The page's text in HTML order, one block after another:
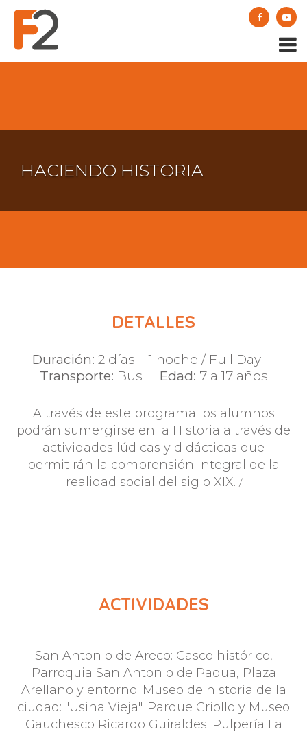
HACIENDO HISTORIA
DETALLES
Duración: 2 días – 1 noche / Full Day
Transporte: Bus Edad: 7 a 17 años
A través de este programa los alumnos
podrán sumergirse en la Historia a través de
actividades lúdicas y didácticas que
permitirán la comprensión integral de la
realidad social del siglo XIX. /
ACTIVIDADES
San Antonio de Areco: Casco histórico,
Parroquia San Antonio de Padua, Plaza
Arellano y entorno. Museo de historia de la
ciudad: "Usina Vieja". Parque Criollo y Museo
Gauchesco Ricardo Güiraldes. Pulpería La